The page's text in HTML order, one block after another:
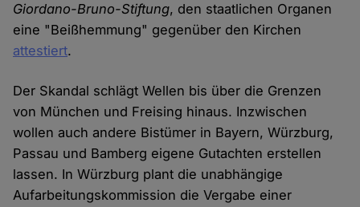
Giordano-Bruno-Stiftung, den staatlichen Organen
eine "Beißhemmung" gegenüber den Kirchen
attestiert.
Der Skandal schlägt Wellen bis über die Grenzen
von München und Freising hinaus. Inzwischen
wollen auch andere Bistümer in Bayern, Würzburg,
Passau und Bamberg eigene Gutachten erstellen
lassen. In Würzburg plant die unabhängige
Aufarbeitungskommission die Vergabe einer